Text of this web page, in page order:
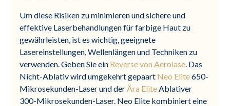
Um diese Risiken zu minimieren und sichere und
effektive Laserbehandlungen für farbige Haut zu
gewährleisten, ist es wichtig, geeignete
Lasereinstellungen, Wellenlängen und Techniken zu
verwenden. Geben Sie ein Reverse von Aerolase. Das
Nicht-Ablativ wird umgekehrt gepaart Neo Elite650-
Mikrosekunden-Laser und derÄra EliteAblativer
300-Mikrosekunden-Laser. Neo Elite kombiniert eine